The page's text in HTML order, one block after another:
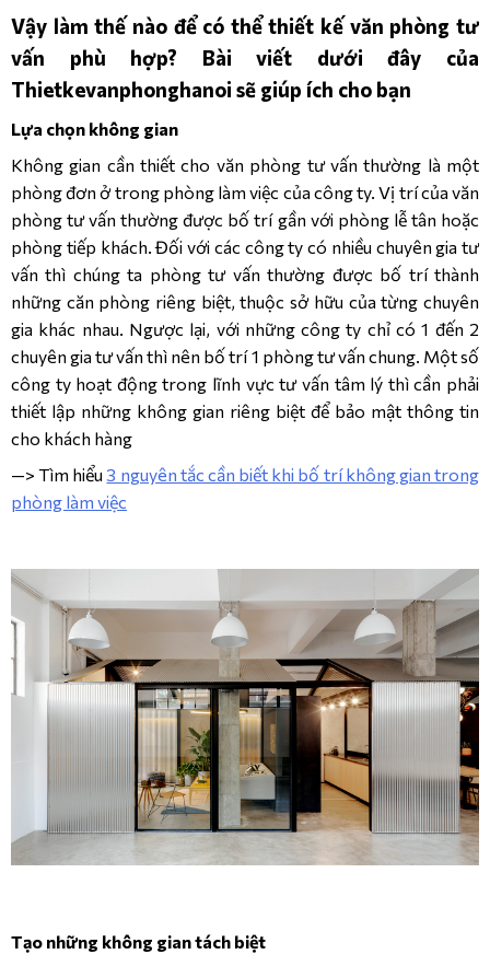
Vậy làm thế nào để có thể thiết kế văn phòng tư
vấn phù hợp? Bài viết dưới đây của
Thietkevanphonghanoi sẽ giúp ích cho bạn
Lựa chọn không gian
Không gian cần thiết cho văn phòng tư vấn thường là một
phòng đơn ở trong phòng làm việc của công ty. Vị trí của văn
phòng tư vấn thường được bố trí gần với phòng lễ tân hoặc
phòng tiếp khách. Đối với các công ty có nhiều chuyên gia tư
vấn thì chúng ta phòng tư vấn thường được bố trí thành
những căn phòng riêng biệt, thuộc sở hữu của từng chuyên
gia khác nhau. Ngược lại, với những công ty chỉ có 1 đến 2
chuyên gia tư vấn thì nên bố trí 1 phòng tư vấn chung. Một số
công ty hoạt động trong lĩnh vực tư vấn tâm lý thì cần phải
thiết lập những không gian riêng biệt để bảo mật thông tin
cho khách hàng
—> Tìm hiểu3 nguyên tắc cần biết khi bố trí không gian trong
phòng làm việc
Tạo những không gian tách biệt